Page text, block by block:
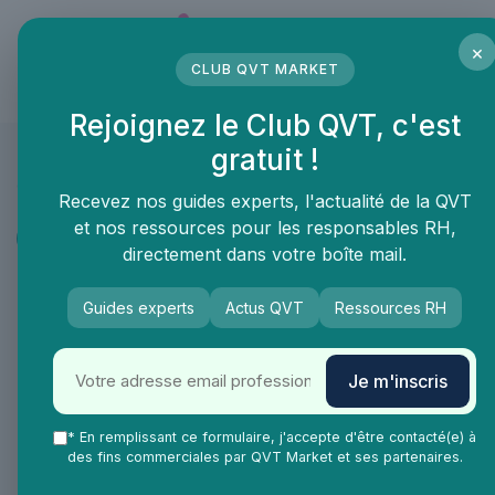
Portrait et interview
Interview de Liliane Cazeneuve :
"L'art et la psychanalyse" et non
pas "la psychanalyse de l'art"
Liliane, pouvez-vous nous parler de la
manière dont vous intégrez vos
×
CLUB QVT MARKET
Rejoignez le Club QVT, c'est
gratuit !
Recevez nos guides experts, l'actualité de la QVT
et nos ressources pour les responsables RH,
directement dans votre boîte mail.
Guides experts Actus QVT Ressources RH
Je m'inscris
* En remplissant ce formulaire, j'accepte d'être contacté(e) à
des fins commerciales par QVT Market et ses partenaires.
Panneau de gestion des cookies